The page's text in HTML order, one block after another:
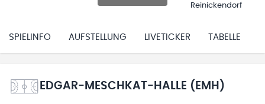
Reinickendorf
SPIELINFO AUFSTELLUNG LIVETICKER TABELLE
EDGAR-MESCHKAT-HALLE (EMH)